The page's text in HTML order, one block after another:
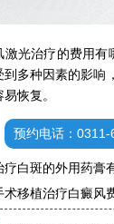
治疗的费用有
到多种因素的影响
恢复。
预约电话：0311-
疗白斑的外用药膏
术移植治疗白癜风
肚子上有几块白
白癜风发病多久进
小孩有白斑是怎么
石家庄治白癜风
石家庄远大中医皮
石家庄专治白斑医